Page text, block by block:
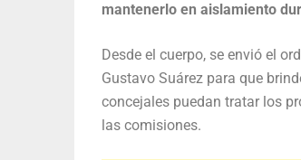
mantenerlo en aislamiento
Desde el cuerpo, se envió el
Gustavo Suárez para que
concejales puedan tratar los
las comisiones.